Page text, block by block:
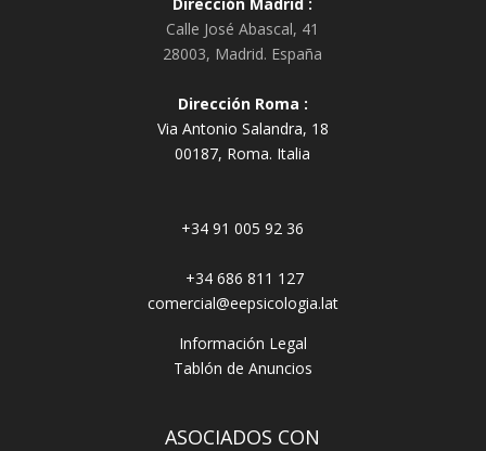
Calle José Abascal, 41
28003, Madrid. España
Dirección Roma :
Via Antonio Salandra, 18
00187, Roma. Italia
+34 91 005 92 36
+34 686 811 127
comercial@eepsicologia.lat
Información Legal
Tablón de Anuncios
ASOCIADOS CON